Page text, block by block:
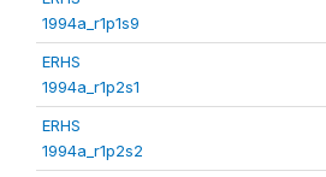
1994a_r1p1s9
ERHS
1994a_r1p2s1
ERHS
1994a_r1p2s2